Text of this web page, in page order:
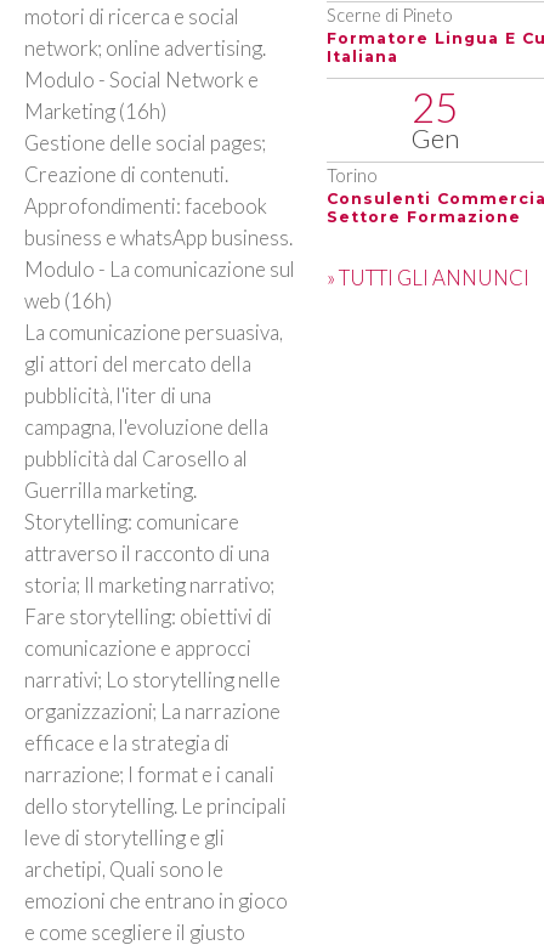
motori di ricerca e social
network; online advertising.
Modulo - Social Network e
Marketing (16h)
Gestione delle social pages;
Creazione di contenuti.
Approfondimenti: facebook
business e whatsApp business.
Modulo - La comunicazione sul
web (16h)
La comunicazione persuasiva,
gli attori del mercato della
pubblicità, l'iter di una
campagna, l'evoluzione della
pubblicità dal Carosello al
Guerrilla marketing.
Storytelling: comunicare
attraverso il racconto di una
storia; Il marketing narrativo;
Fare storytelling: obiettivi di
comunicazione e approcci
narrativi; Lo storytelling nelle
organizzazioni; La narrazione
efficace e la strategia di
narrazione; I format e i canali
dello storytelling. Le principali
leve di storytelling e gli
archetipi, Quali sono le
emozioni che entrano in gioco
e come scegliere il giusto
Scerne di Pineto
Formatore Lingua E
Italiana
25
Gen
Torino
Consulenti
Settore Formazione
» TUTTI GLI ANNUNCI